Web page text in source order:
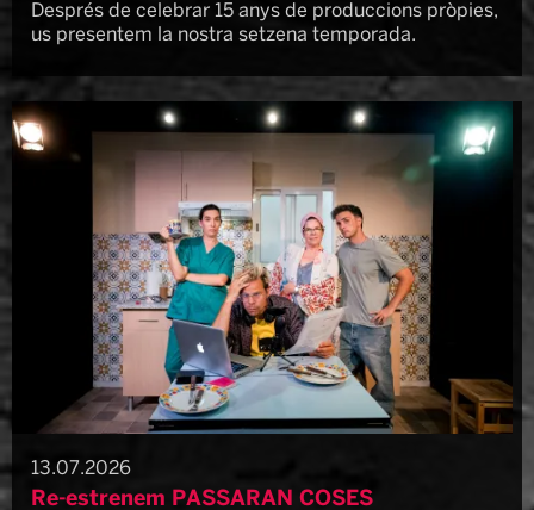
Després de celebrar 15 anys de produccions pròpies,
us presentem la nostra setzena temporada.
13.07.2026
Re-estrenem PASSARAN COSES